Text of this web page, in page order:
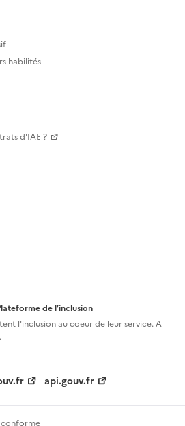
habilités
d'IAE ?
de l’inclusion
l'inclusion aucoeur de leur service. A
api.gouv.fr